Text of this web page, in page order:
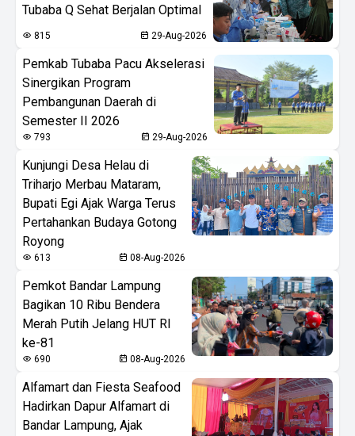
Tubaba Q Sehat Berjalan Optimal
815 29-Aug-2026
Pemkab Tubaba Pacu Akselerasi
Sinergikan Program
Pembangunan Daerah di
Semester II 2026
793 29-Aug-2026
Kunjungi Desa Helau di
Triharjo Merbau Mataram,
Bupati Egi Ajak Warga Terus
Pertahankan Budaya Gotong
Royong
613 08-Aug-2026
Pemkot Bandar Lampung
Bagikan 10 Ribu Bendera
Merah Putih Jelang HUT RI
ke-81
690 08-Aug-2026
Alfamart dan Fiesta Seafood
Hadirkan Dapur Alfamart di
Bandar Lampung, Ajak